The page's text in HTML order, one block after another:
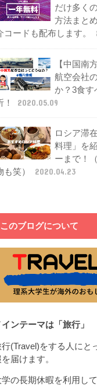
だけ多く
方法まと
コードも配布します。
【中国南
航空会社
か？3食す
！
2020.05.09
ロシア滞
料理」を
ーまで！
も笑）
2020.04.23
このブログについて
ンテーマは「旅行」
行(Travel)をする人にと
届けます。
学の長期休暇を利用し